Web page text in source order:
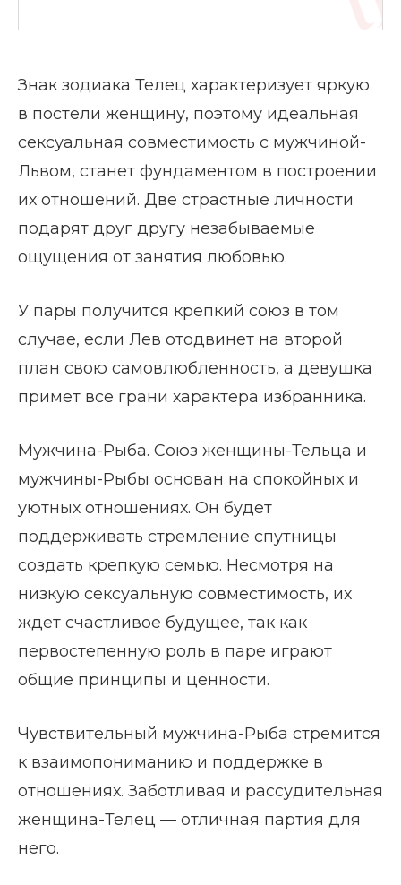
Знак зодиака Телец характеризует яркую
в постели женщину, поэтому идеальная
сексуальная совместимость с мужчиной-
Львом, станет фундаментом в построении
их отношений. Две страстные личности
подарят друг другу незабываемые
ощущения от занятия любовью.
У пары получится крепкий союз в том
случае, если Лев отодвинет на второй
план свою самовлюбленность, а девушка
примет все грани характера избранника.
Мужчина-Рыба. Союз женщины-Тельца и
мужчины-Рыбы основан на спокойных и
уютных отношениях. Он будет
поддерживать стремление спутницы
создать крепкую семью. Несмотря на
низкую сексуальную совместимость, их
ждет счастливое будущее, так как
первостепенную роль в паре играют
общие принципы и ценности.
Чувствительный мужчина-Рыба стремится
к взаимопониманию и поддержке в
отношениях. Заботливая и рассудительная
женщина-Телец — отличная партия для
него.